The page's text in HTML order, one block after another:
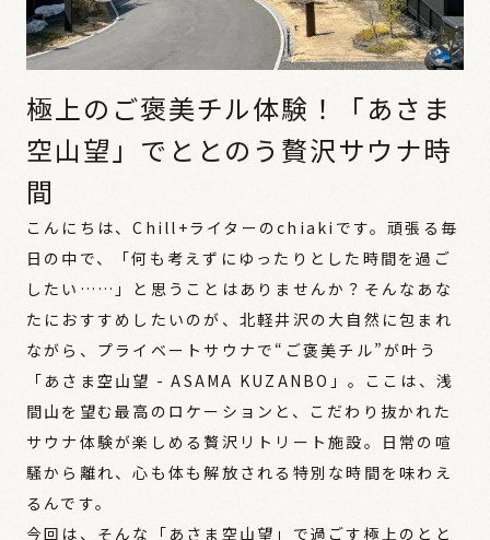
極上のご褒美チル体験！「あさま
空山望」でととのう贅沢サウナ時
間
こんにちは、Chill+ライターのchiakiです。頑張る毎
日の中で、「何も考えずにゆったりとした時間を過ご
したい……」と思うことはありませんか？そんなあな
たにおすすめしたいのが、北軽井沢の大自然に包まれ
ながら、プライベートサウナで“ご褒美チル”が叶う
「あさま空山望 - ASAMA KUZANBO」。ここは、浅
間山を望む最高のロケーションと、こだわり抜かれた
サウナ体験が楽しめる贅沢リトリート施設。日常の喧
騒から離れ、心も体も解放される特別な時間を味わえ
るんです。
今回は、そんな「あさま空山望」で過ごす極上のとと